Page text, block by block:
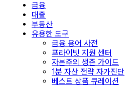
금융
대출
부동산
유용한 도구
금융 용어 사전
프라이빗 지원 센터
자본주의 생존 가이드
1분 자산 전략 자가진단
베스트 상품 큐레이션